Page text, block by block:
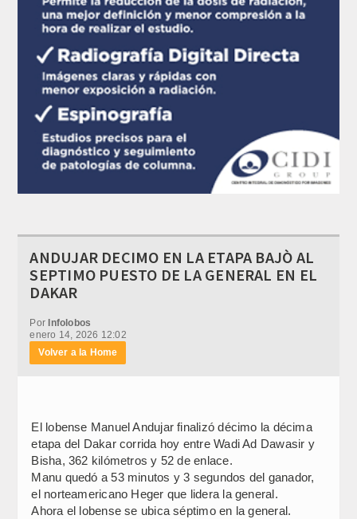
ANDUJAR DECIMO EN LA ETAPA BAJÒ AL
SEPTIMO PUESTO DE LA GENERAL EN EL
DAKAR
PorInfolobos
enero 14, 2026 12:02
Volver a la Home
El lobense Manuel Andujar finalizó décimo la décima
etapa del Dakar corrida hoy entre Wadi Ad Dawasir y
Bisha, 362 kilómetros y 52 de enlace.
Manu quedó a 53 minutos y 3 segundos del ganador,
el norteamericano Heger que lidera la general.
Ahora el lobense se ubica séptimo en la general.